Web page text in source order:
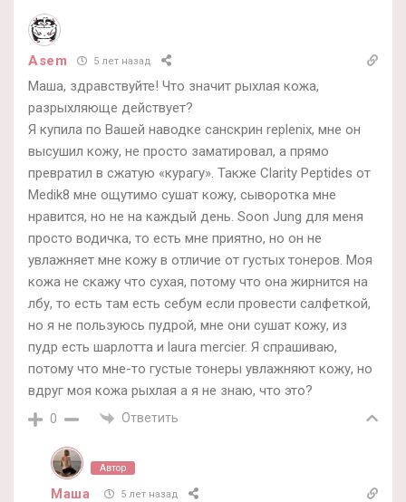
Asem 5 лет назад
Маша, здравствуйте! Что значит рыхлая кожа,
разрыхляюще действует?
Я купила по Вашей наводке санскрин replenix, мне он
высушил кожу, не просто заматировал, а прямо
превратил в сжатую «курагу». Также Clarity Peptides от
Medik8 мне ощутимо сушат кожу, сыворотка мне
нравится, но не на каждый день. Soon Jung для меня
просто водичка, то есть мне приятно, но он не
увлажняет мне кожу в отличие от густых тонеров. Моя
кожа не скажу что сухая, потому что она жирнится на
лбу, то есть там есть себум если провести салфеткой,
но я не пользуюсь пудрой, мне они сушат кожу, из
пудр есть шарлотта и laura mercier. Я спрашиваю,
потому что мне-то густые тонеры увлажняют кожу, но
вдруг моя кожа рыхлая а я не знаю, что это?
0 Ответить
Автор
Маша 5 лет назад